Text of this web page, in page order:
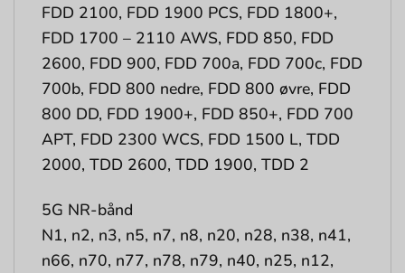
FDD 2100, FDD 1900 PCS, FDD 1800+,
FDD 1700 – 2110 AWS, FDD 850, FDD
2600, FDD 900, FDD 700a, FDD 700c, FDD
700b, FDD 800 nedre, FDD 800 øvre, FDD
800 DD, FDD 1900+, FDD 850+, FDD 700
APT, FDD 2300 WCS, FDD 1500 L, TDD
2000, TDD 2600, TDD 1900, TDD 2
5G NR-bånd
N1, n2, n3, n5, n7, n8, n20, n28, n38, n41,
n66, n70, n77, n78, n79, n40, n25, n12,